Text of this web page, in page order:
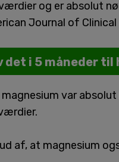
og er absolut
Journal of
det i 5 måneder til
var
af, at magnesium